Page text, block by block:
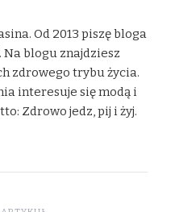
Od 2013 piszę bloga
Na blogu znajdziesz
zdrowego trybu życia.
interesuje się modą i
Zdrowo jedz, pij i żyj.